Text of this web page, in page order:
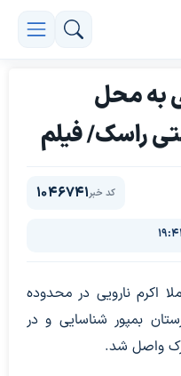
به محل
راسک/ فیلم
کد خبر1046741
اکرم نارویی در محدوده
بمپور شناسایی و در
واصل شد.